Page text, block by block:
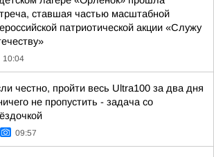
ставшая частью масштабной
патриотической акции «Служу
10:04
честно, пройти весь Ultra100 за два дня
не пропустить - задача со
09:57